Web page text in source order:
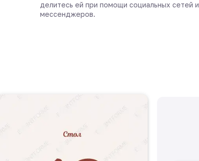
делитесь ей при помощи социальных сетей и
мессенджеров.